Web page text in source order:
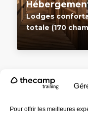
Pour offrir les meilleures
Lodges
totale (170